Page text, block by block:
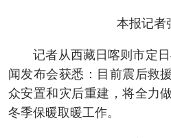
本报记者
记者从西藏日喀则市定日
闻发布会获悉：目前震后救
众安置和灾后重建，将全力
冬季保暖取暖工作。